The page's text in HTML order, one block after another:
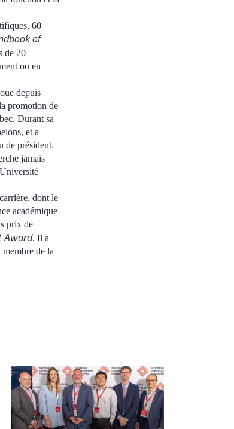
60
of
de 20
ou en
depuis
promotion de
Durant sa
et a
de président.
jamais
dont le
académique
prix de
Award. Il a
de la